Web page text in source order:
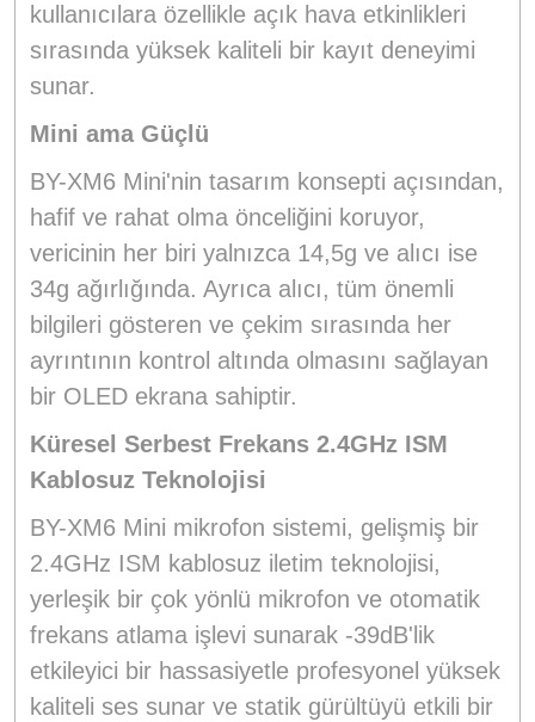
kullanıcılara özellikle açık hava etkinlikleri
sırasında yüksek kaliteli bir kayıt deneyimi
sunar.
Mini ama Güçlü
BY-XM6 Mini'nin tasarım konsepti açısından,
hafif ve rahat olma önceliğini koruyor,
vericinin her biri yalnızca 14,5g ve alıcı ise
34g ağırlığında. Ayrıca alıcı, tüm önemli
bilgileri gösteren ve çekim sırasında her
ayrıntının kontrol altında olmasını sağlayan
bir OLED ekrana sahiptir.
Küresel Serbest Frekans 2.4GHz ISM
Kablosuz Teknolojisi
BY-XM6 Mini mikrofon sistemi, gelişmiş bir
2.4GHz ISM kablosuz iletim teknolojisi,
yerleşik bir çok yönlü mikrofon ve otomatik
frekans atlama işlevi sunarak -39dB'lik
etkileyici bir hassasiyetle profesyonel yüksek
kaliteli ses sunar ve statik gürültüyü etkili bir